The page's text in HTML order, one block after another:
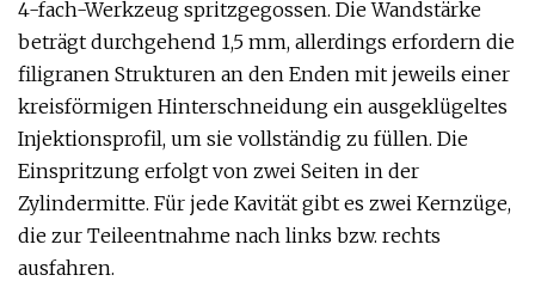
4-fach-Werkzeug spritzgegossen. Die Wandstärke
beträgt durchgehend 1,5 mm, allerdings erfordern die
filigranen Strukturen an den Enden mit jeweils einer
kreisförmigen Hinterschneidung ein ausgeklügeltes
Injektionsprofil, um sie vollständig zu füllen. Die
Einspritzung erfolgt von zwei Seiten in der
Zylindermitte. Für jede Kavität gibt es zwei Kernzüge,
die zur Teileentnahme nach links bzw. rechts
ausfahren.